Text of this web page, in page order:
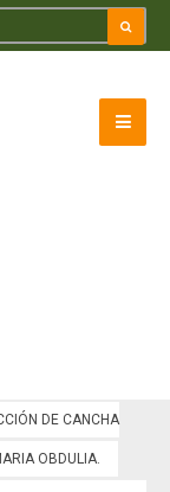
DE CANCHA
OBDULIA.